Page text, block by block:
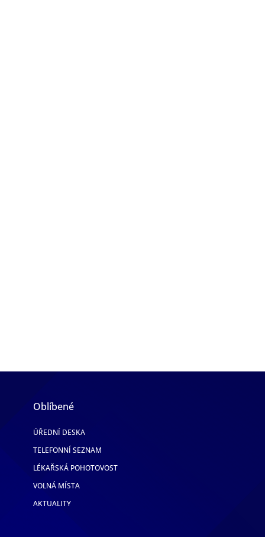
Oblíbené
ÚŘEDNÍ DESKA
TELEFONNÍ SEZNAM
LÉKAŘSKÁ POHOTOVOST
VOLNÁ MÍSTA
AKTUALITY